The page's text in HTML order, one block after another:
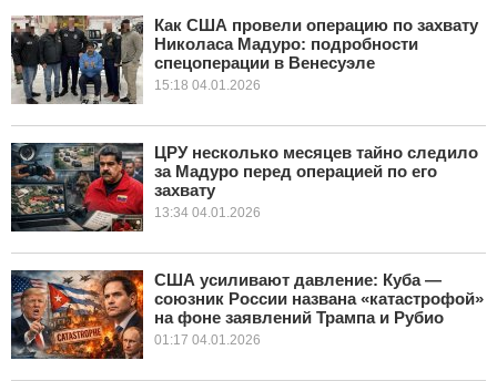
Как США провели операцию по захвату
Николаса Мадуро: подробности
спецоперации в Венесуэле
15:18 04.01.2026
ЦРУ несколько месяцев тайно следило
за Мадуро перед операцией по его
захвату
13:34 04.01.2026
США усиливают давление: Куба —
союзник России названа «катастрофой»
на фоне заявлений Трампа и Рубио
01:17 04.01.2026